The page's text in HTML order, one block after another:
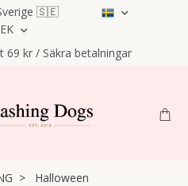
🇸🇪
69 kr / Säkra betalningar
Halloween